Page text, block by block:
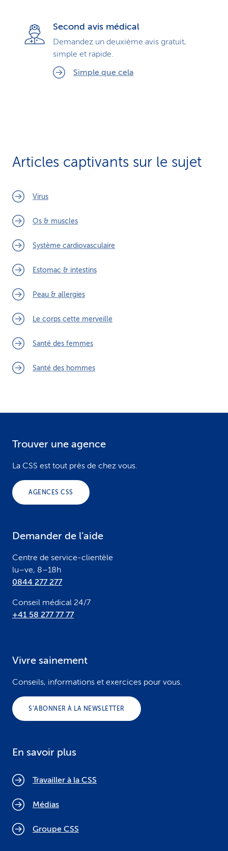
Second avis médical
Demandez un deuxième avis gratuit,
simple et rapide.
Simple que cela
Articles captivants sur le sujet
Virus
Os & muscles
Système cardiovasculaire
Estomac & intestins
Peau & allergies
Le corps cette merveille
Santé des femmes
Santé des hommes
Trouver une agence
La CSS est tout près de chez vous.
AGENCES CSS
Demander de l’aide
Centre de service-clientèle
lu–ve, 8–18h
0844 277 277
Conseil médical 24/7
+41 58 277 77 77
Vivre sainement
Conseils, informations et exercices pour vous.
S’ABONNER À LA NEWSLETTER
En savoir plus
Travailler à la CSS
Médias
Groupe CSS